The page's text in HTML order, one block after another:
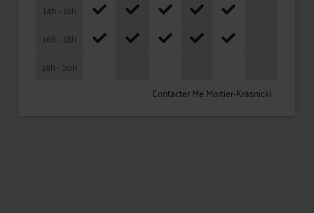
14h - 16h
16h - 18h
18h - 20h
Contacter Me Mortier-Krasnicki